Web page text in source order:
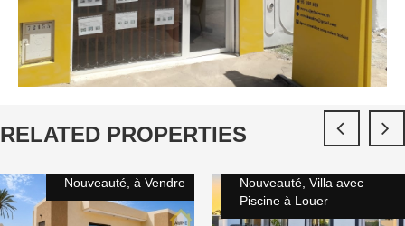
RELATED PROPERTIES
Nouveauté, à Vendre
Nouveauté, Villa avec
Piscine à Louer